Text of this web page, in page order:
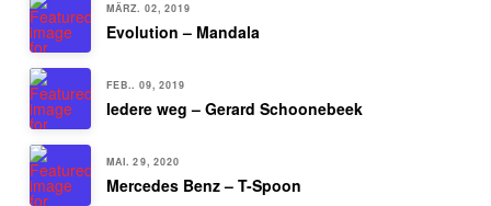
MÄRZ. 02, 2019
Evolution – Mandala
FEB.. 09, 2019
Iedere weg – Gerard Schoonebeek
MAI. 29, 2020
Mercedes Benz – T-Spoon